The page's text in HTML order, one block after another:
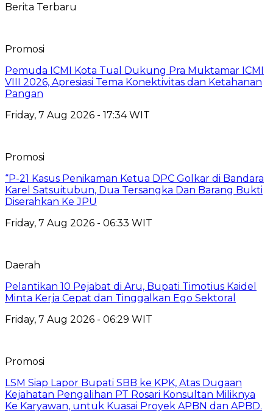
Berita Terbaru
Promosi
Pemuda ICMI Kota Tual Dukung Pra Muktamar ICMI
VIII 2026, Apresiasi Tema Konektivitas dan Ketahanan
Pangan
Friday, 7 Aug 2026 - 17:34 WIT
Promosi
“P-21 Kasus Penikaman Ketua DPC Golkar di Bandara
Karel Satsuitubun, Dua Tersangka Dan Barang Bukti
Diserahkan Ke JPU
Friday, 7 Aug 2026 - 06:33 WIT
Daerah
Pelantikan 10 Pejabat di Aru, Bupati Timotius Kaidel
Minta Kerja Cepat dan Tinggalkan Ego Sektoral
Friday, 7 Aug 2026 - 06:29 WIT
Promosi
LSM Siap Lapor Bupati SBB ke KPK, Atas Dugaan
Kejahatan Pengalihan PT Rosari Konsultan Miliknya
Ke Karyawan, untuk Kuasai Proyek APBN dan APBD.